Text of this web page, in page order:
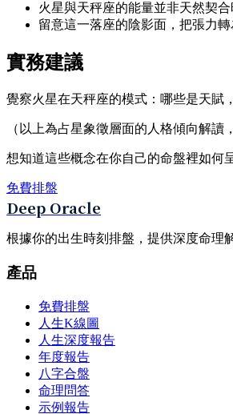
火星與天秤座的能量並非天然契
留意這一落座的陰影面，把張力轉
實務建議
覺察火星在天秤座的模式：哪些是天賦
（以上為占星象徵層面的人格傾向解
想知道這些概念在你自己的命盤裡如何
免費排盤
Deep Oracle
根據你的出生時刻排盤，提供深度命理
產品
免費排盤
人生K線圖
人生深度報告
年度報告
八字合盤
命理問答
示例報告